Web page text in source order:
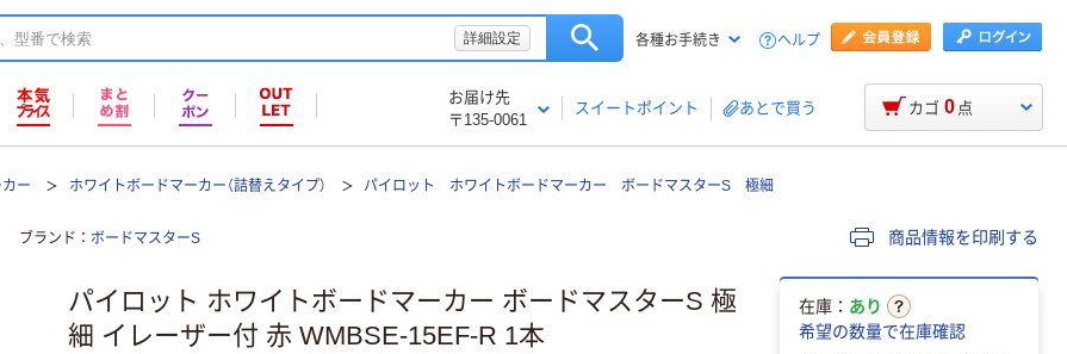
詳細設定 各種お手続き ヘルプ
お届け先
〒135-0061
スイートポイント あとで買う カゴ 0 点
ー ホワイトボードマーカー（詰替えタイプ） パイロット ホワイトボードマーカー ボードマスターS 極細
ブランド ボードマスターS 商品情報を印刷する
パイロット ホワイトボードマーカー ボードマスターS 極
細 イレーザー付 赤 WMBSE-15EF-R 1本
在庫： あり
希望の数量で在庫確認